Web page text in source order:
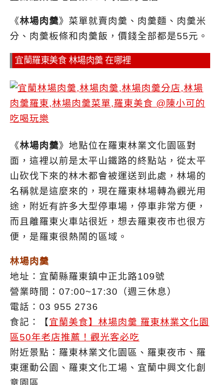
《林場肉羹》菜單就賣肉羹、肉羹麵、肉羹米
分、肉羹板條和肉羹飯，價錢全部都是55元。
宜蘭羅東美食 林場肉羹 在哪裡
《林場肉羹》地點位在羅東林業文化園區對
面，這裡以前是太平山鐵路的終點站，從太平
山砍伐下來的林木都會被運送到此處，林場的
名稱就是這麼來的，現在羅東林場轉為觀光用
途，附近有許多大型停車場，停車非常方便，
而且離羅東火車站很近，想去羅東夜市也很方
便，是羅東很熱鬧的區域。
林場肉羹
地址：宜蘭縣羅東鎮中正北路109號
營業時間：07:00~17:30（週三休息）
電話：03 955 2736
食記：【宜蘭美食】林場肉羹 羅東林業文化園
區50年老店推薦！觀光客必吃
附近景點：羅東林業文化園區、羅東夜市、羅
東運動公園、羅東文化工場、宜蘭中興文化創
意園區